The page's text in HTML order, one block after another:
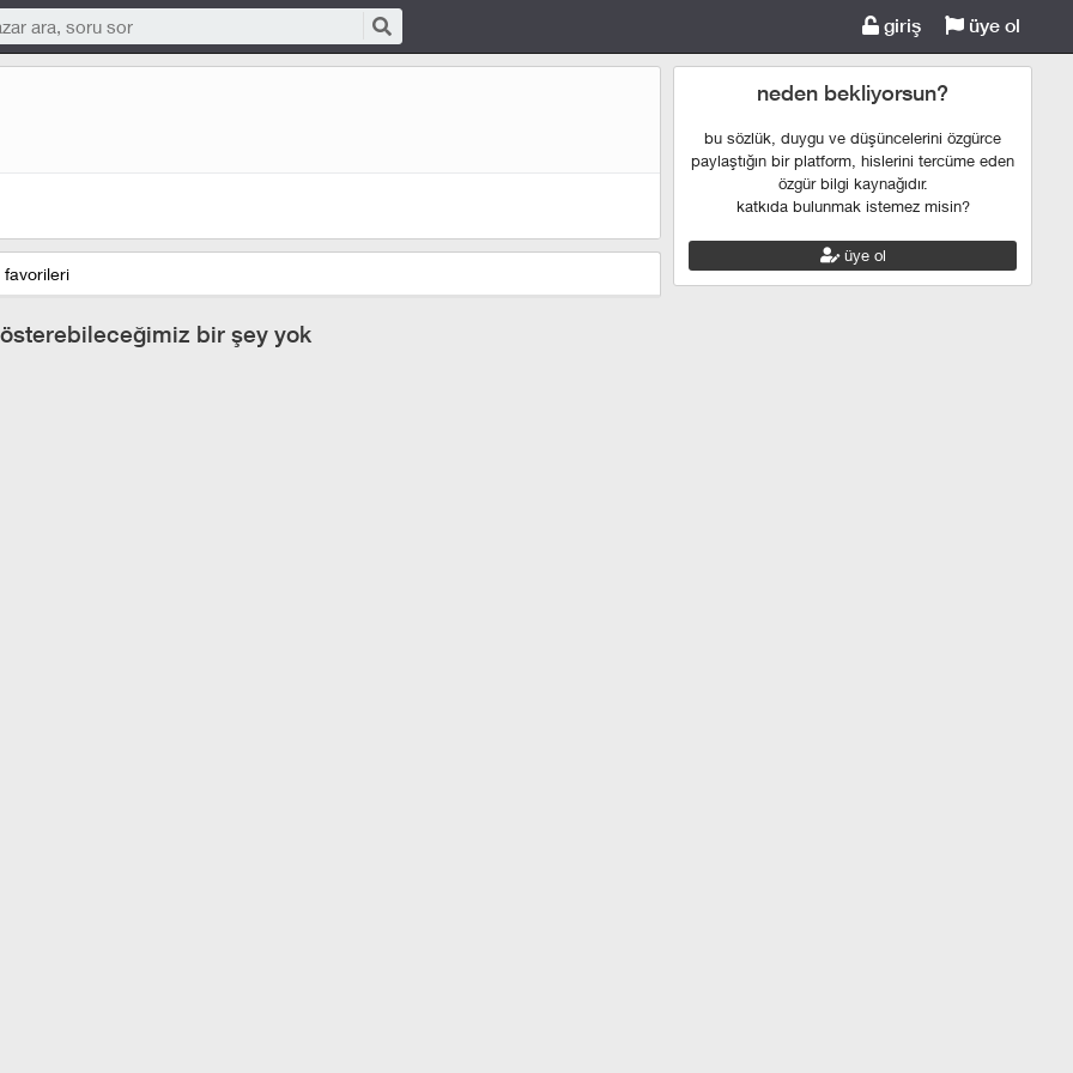
giriş üye ol
favorileri
bir şey yok
neden bekliyorsun?
bu sözlük, duygu ve düşüncelerini özgürce
paylaştığın bir platform, hislerini tercüme eden
özgür bilgi kaynağıdır.
katkıda bulunmak istemez misin?
üye ol